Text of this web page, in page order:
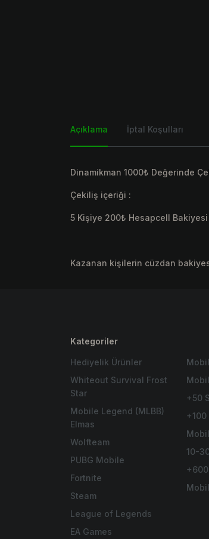
Açıklama İptal Koşulları
Dinamikman 1000₺ Değerinde
Çekiliş içeriği :
5 Kişiye 200₺ Hesapcell Bakiyesi
Kazanan kişilerin cüzdan
Kategoriler
Hediyelik Ürünler
Whiteout Survival Frost
Star
Mobile Legend (MLBB)
Elmas
Wolfteam
PUBG Mobile
Fortnite
Steam
League of Legends
EA Games
+50
+100
10-